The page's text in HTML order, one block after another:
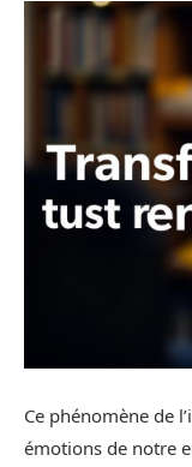
Ce phénomène de
émotions de notre